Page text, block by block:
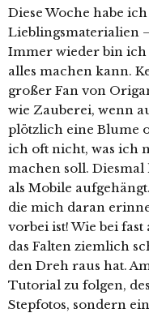
Diese Woche habe
Lieblingsmaterialien
Immer wieder bin ich
alles machen kann.
großer Fan von
wie Zauberei, wenn
plötzlich eine Blume
ich oft nicht, was ich
machen soll. Diesmal
als Mobile
die mich daran
vorbei ist! Wie bei
das Falten ziemlich
den Dreh raus hat.
Tutorial zu folgen,
Stepfotos, sondern